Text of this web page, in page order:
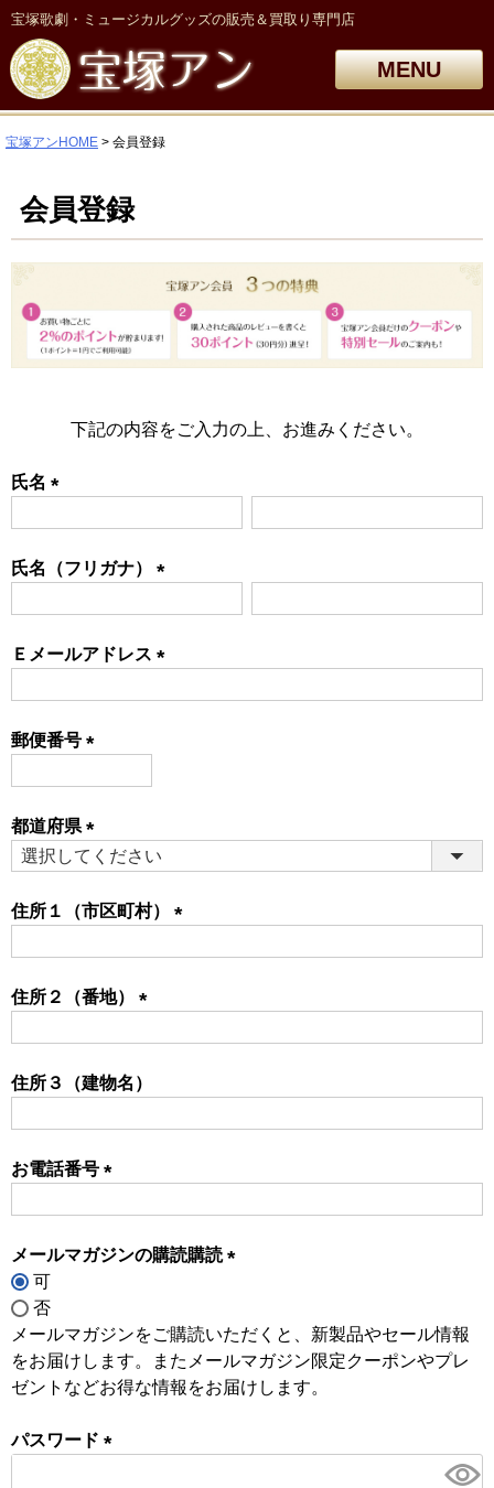
宝塚歌劇・ミュージカルグッズの販売＆買取り専門店
MENU
宝塚アンHOME 会員登録
会員登録
下記の内容をご入力の上、お進みください。
氏名
氏名（フリガナ）
Ｅメールアドレス
郵便番号
都道府県
(必
住所１（市区町村）
住所２（番地）
住所３（建物名）
お電話番号
メールマガジンの購読購読
可
否
メールマガジンをご購読いただくと、新製品やセール情報
をお届けします。またメールマガジン限定クーポンやプレ
ゼントなどお得な情報をお届けします。
パスワード